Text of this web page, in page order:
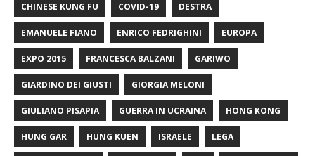
CHINESE KUNG FU COVID-19 DESTRA
EMANUELE FIANO ENRICO FEDRIGHINI EUROPA
EXPO 2015 FRANCESCA BALZANI GARIWO
GIARDINO DEI GIUSTI GIORGIA MELONI
GIULIANO PISAPIA GUERRA IN UCRAINA HONG KONG
HUNG GAR HUNG KUEN ISRAELE LEGA